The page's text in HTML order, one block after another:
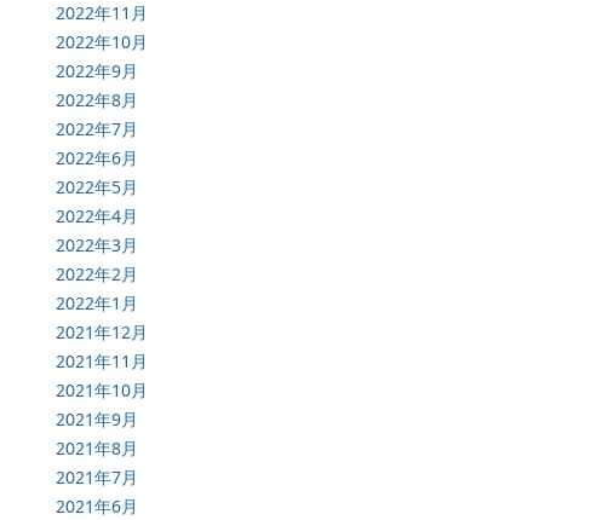
2022年11月
2022年10月
2022年9月
2022年8月
2022年7月
2022年6月
2022年5月
2022年4月
2022年3月
2022年2月
2022年1月
2021年12月
2021年11月
2021年10月
2021年9月
2021年8月
2021年7月
2021年6月